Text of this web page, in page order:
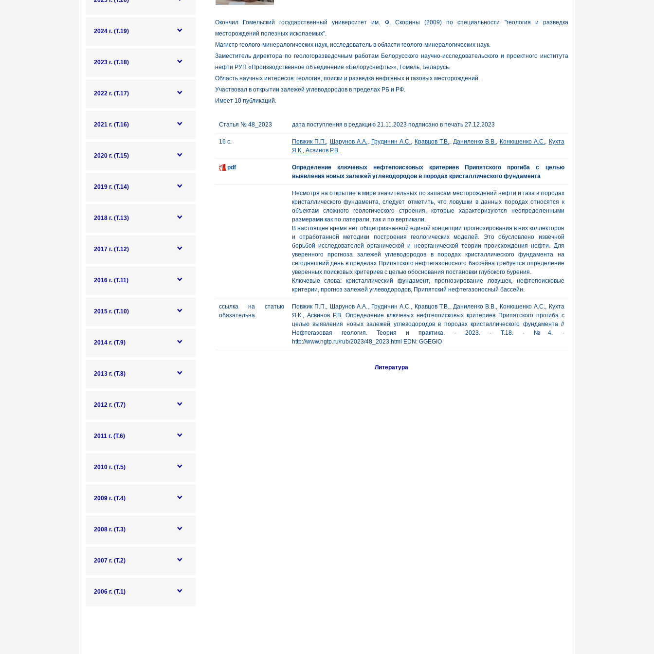
2024 г. (Т.19)
2023 г. (Т.18)
2022 г. (Т.17)
2021 г. (Т.16)
2020 г. (Т.15)
2019 г. (Т.14)
2018 г. (Т.13)
2017 г. (Т.12)
2016 г. (Т.11)
2015 г. (Т.10)
2014 г. (Т.9)
2013 г. (Т.8)
2012 г. (Т.7)
2011 г. (Т.6)
2010 г. (Т.5)
2009 г. (Т.4)
2008 г. (Т.3)
2007 г. (Т.2)
2006 г. (Т.1)
Окончил Гомельский государственный университет им. Ф. Скорины (2009) по специальности "геология и разведка
месторождений полезных ископаемых".
Магистр геолого-минералогических наук, исследователь в области геолого-минералогических наук.
Заместитель директора по геологоразведочным работам Белорусского научно-исследовательского и проектного института
нефти РУП «Производственное объединение «Белоруснефть»», Гомель, Беларусь.
Область научных интересов: геология, поиски и разведка нефтяных и газовых месторождений.
Участвовал в открытии залежей углеводородов в пределах РБ и РФ.
Имеет 10 публикаций.
Статья № 48_2023 дата поступления в редакцию 21.11.2023 подписано в печать 27.12.2023
16 с. Повжик П.П., Шарунов А.А., Грудинин А.С., Кравцов Т.В., Даниленко В.В., Конюшенко А.С., Кухта
Я.К., Асвинов Р.В.
pdf
Определение ключевых нефтепоисковых критериев Припятского прогиба с целью
выявления новых залежей углеводородов в породах кристаллического фундамента
Несмотря на открытие в мире значительных по запасам месторождений нефти и газа в породах
кристаллического фундамента, следует отметить, что ловушки в данных породах относятся к
объектам сложного геологического строения, которые характеризуются неопределенными
размерами как по латерали, так и по вертикали.
В настоящее время нет общепризнанной единой концепции прогнозирования в них коллекторов
и отработанной методики построения геологических моделей. Это обусловлено извечной
борьбой исследователей органической и неорганической теории происхождения нефти. Для
уверенного прогноза залежей углеводородов в породах кристаллического фундамента на
сегодняшний день в пределах Припятского нефтегазоносного бассейна требуется определение
уверенных поисковых критериев с целью обоснования постановки глубокого бурения.
Ключевые слова: кристаллический фундамент, прогнозирование ловушек, нефтепоисковые
критерии, прогноз залежей углеводородов, Припятский нефтегазоносный бассейн.
ссылка на статью
обязательна
Повжик П.П., Шарунов А.А., Грудинин А.С., Кравцов Т.В., Даниленко В.В., Конюшенко А.С., Кухта
Я.К., Асвинов Р.В. Определение ключевых нефтепоисковых критериев Припятского прогиба с
целью выявления новых залежей углеводородов в породах кристаллического фундамента //
Нефтегазовая геология. Теория и практика. - 2023. - Т.18. - №4. -
http://www.ngtp.ru/rub/2023/48_2023.html EDN: GGEGIO
Литература